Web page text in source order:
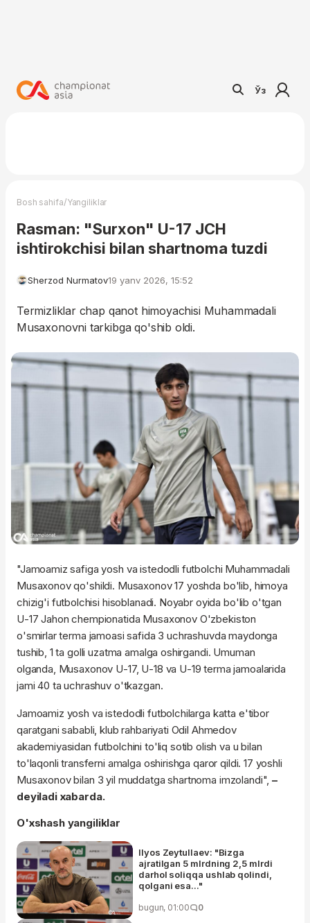
Ўз
Bosh sahifa/Yangiliklar
Rasman: "Surxon" U-17 JCH
ishtirokchisi bilan shartnoma tuzdi
Sherzod Nurmatov19 yanv 2026, 15:52
Termizliklar chap qanot himoyachisi Muhammadali
Musaxonovni tarkibga qo'shib oldi.
"Jamoamiz safiga yosh va istedodli futbolchi Muhammadali
Musaxonov qo'shildi. Musaxonov 17 yoshda bo'lib, himoya
chizig'i futbolchisi hisoblanadi. Noyabr oyida bo'lib o'tgan
U-17 Jahon chempionatida Musaxonov O'zbekiston
o'smirlar terma jamoasi safida 3 uchrashuvda maydonga
tushib, 1 ta golli uzatma amalga oshirgandi. Umuman
olganda, Musaxonov U-17, U-18 va U-19 terma jamoalarida
jami 40 ta uchrashuv o'tkazgan.
Jamoamiz yosh va istedodli futbolchilarga katta e'tibor
qaratgani sababli, klub rahbariyati Odil Ahmedov
akademiyasidan futbolchini to'liq sotib olish va u bilan
to'laqonli transferni amalga oshirishga qaror qildi. 17 yoshli
Musaxonov bilan 3 yil muddatga shartnoma imzolandi",–
deyiladi xabarda.
O'xshash yangiliklar
Ilyos Zeytullaev: "Bizga
ajratilgan 5 mlrdning 2,5 mlrdi
darhol soliqqa ushlab qolindi,
qolgani esa..."
bugun, 01:00 0